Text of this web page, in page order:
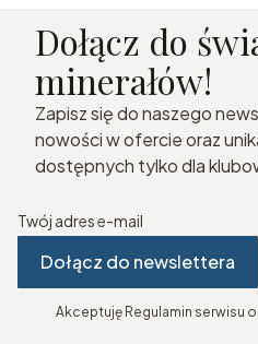
Dołącz do
minerałów!
Zapisz się do naszego
nowości w ofercie oraz
dostępnych tylko dla
Twój adres e-mail
Dołącz do newslettera
Akceptuję Regulamin serwisu